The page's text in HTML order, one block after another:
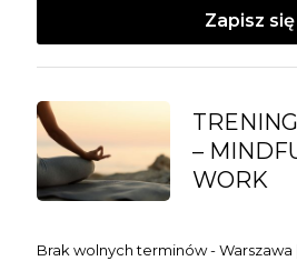
Zapisz się
–
WORK
Brak wolnych terminów - Warszawa